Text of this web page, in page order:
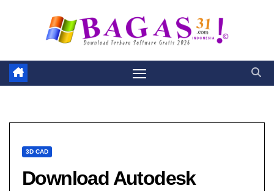
3D CAD
Download Autodesk